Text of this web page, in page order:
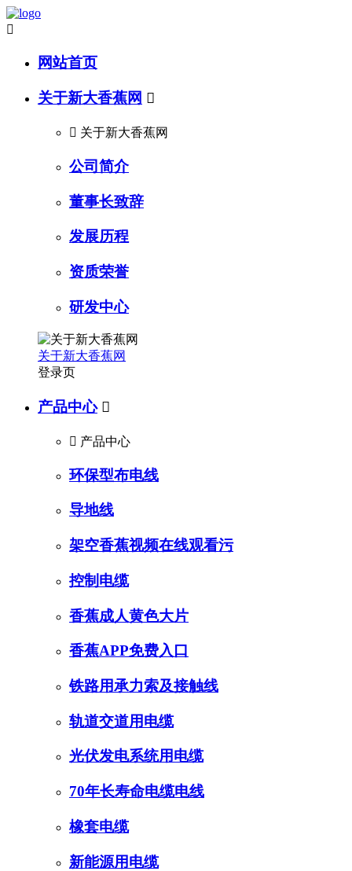

网站首页
关于新大香蕉网 
 关于新大香蕉网
公司简介
董事长致辞
发展历程
资质荣誉
研发中心
关于新大香蕉网
登录页
产品中心 
 产品中心
环保型布电线
导地线
架空香蕉视频在线观看污
控制电缆
香蕉成人黄色大片
香蕉APP免费入口
铁路用承力索及接触线
轨道交道用电缆
光伏发电系统用电缆
70年长寿命电缆电线
橡套电缆
新能源用电缆